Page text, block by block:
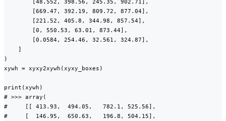
        [48.552, 398.56, 245.35, 902.71],
        [669.47, 392.19, 809.72, 877.04],
        [221.52, 405.8, 344.98, 857.54],
        [0, 550.53, 63.01, 873.44],
        [0.0584, 254.46, 32.561, 324.87],
    ]
)
xywh = xyxy2xywh(xyxy_boxes)
print(xywh)
# >>> array(
#     [[ 413.93,  494.05,   782.1, 525.56],
#     [  146.95,  650.63,   196.8, 504.15],